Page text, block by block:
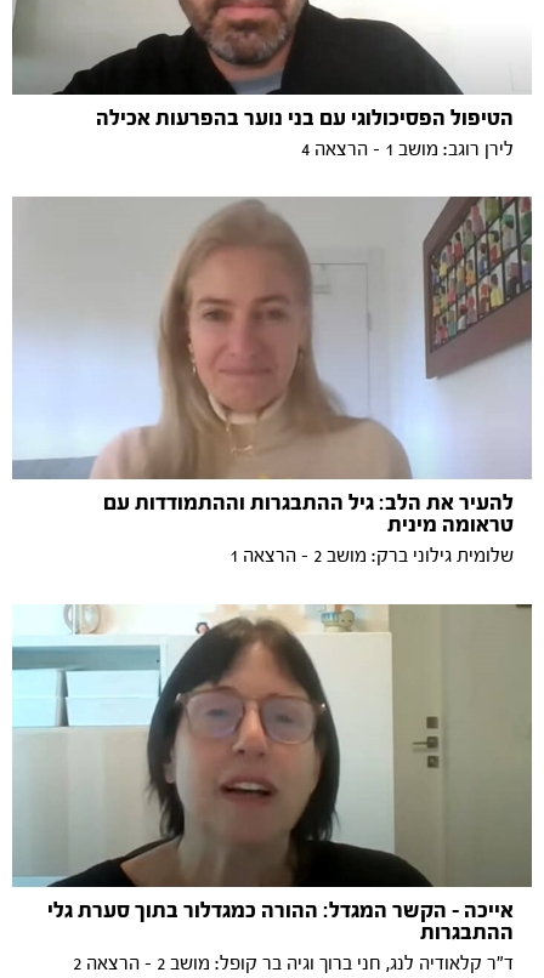
הטיפול הפסיכולוגי עם בני נוער בהפרעות אכילה
לירן רוגב: מושב 1 - הרצאה 4
להעיר את הלב: גיל ההתבגרות וההתמודדות עם
טראומה מינית
שלומית גילוני ברק: מושב 2 - הרצאה 1
אייכה – הקשר המגדל: ההורה כמגדלור בתוך סערת גלי
ההתבגרות
ד"ר קלאודיה לנג, חני ברוך וגיה בר קופל: מושב 2 - הרצאה 2